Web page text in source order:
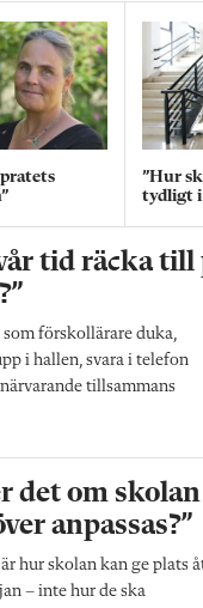
”Hur
tydligt i
tid räcka till
som förskollärare duka,
i hallen, svara i telefon
tillsammans
det om
anpassas?”
är hur skolan kan ge plats
– inte hur de ska